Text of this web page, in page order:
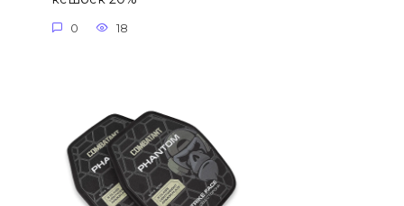
0 18